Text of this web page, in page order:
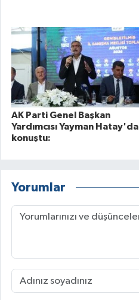
AK Parti Genel Başkan
Yardımcısı Yayman Hatay'da
konuştu:
Yorumlar